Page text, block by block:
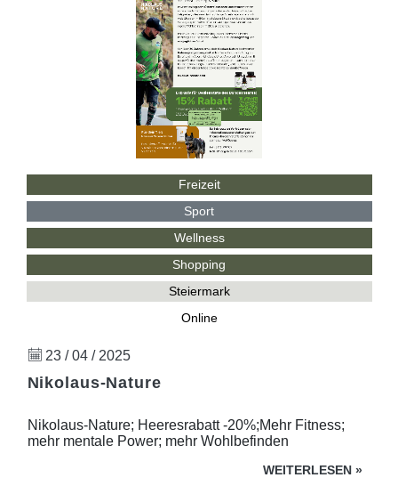
Freizeit
Sport
Wellness
Shopping
Steiermark
Online
23 / 04 / 2025
Nikolaus-Nature
Nikolaus-Nature; Heeresrabatt -20%;Mehr Fitness;
mehr mentale Power; mehr Wohlbefinden
WEITERLESEN »